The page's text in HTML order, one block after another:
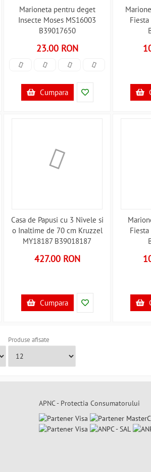
Marioneta pentru deget
Insecte Moses MS16003
B39017650
23.00 RON
Cumpara
Casa de Papusi cu 3 Nivele si
o Inaltime de 70 cm Kruzzel
MY18187 B39018187
427.00 RON
Cumpara
Produse afisate
APNC - Protectia Consumatorului